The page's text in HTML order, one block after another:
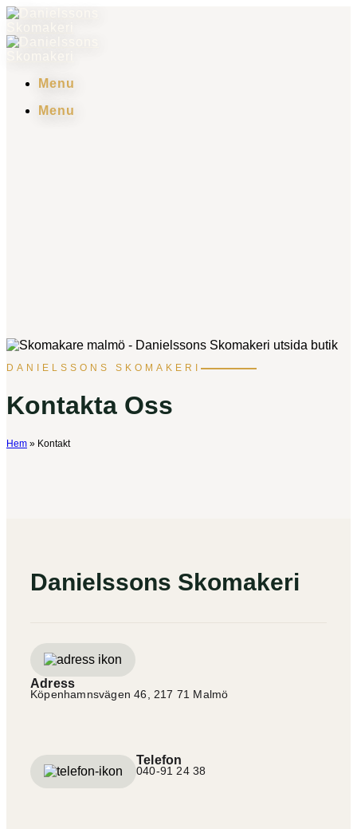
Skip
content
Menu
Menu
DANIELSSONS SKOMAKERI
Kontakta Oss
Hem » Kontakt
Danielssons Skomakeri
Adress
Köpenhamnsvägen 46, 217 71 Malmö
Telefon
040-91 24 38